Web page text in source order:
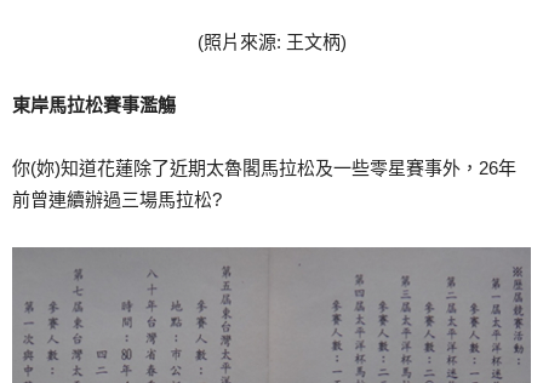
(照片來源: 王文柄)
東岸馬拉松賽事濫觴
你(妳)知道花蓮除了近期太魯閣馬拉松及一些零星賽事外，26年
前曾連續辦過三場馬拉松?